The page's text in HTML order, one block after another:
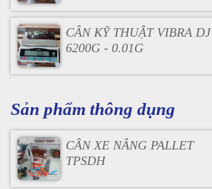
CÂN KỸ THUẬT VIBRA DJ
6200G - 0.01G
Sản phẩm thông dụng
CÂN XE NÂNG PALLET
TPSDH